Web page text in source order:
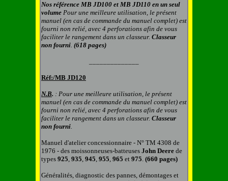
Nos référence MB JD100 et MB JD110 en un seul
volume Pour une meilleure utilisation, le présent
manuel (en cas de commande du manuel complet) est
fourni non relié, avec 4 perforations afin de vous
faciliter le rangement dans un classeur. Classeur
non fourni. (618 pages)
Réf:/MB JD120
N.B. : Pour une meilleure utilisation, le présent
manuel (en cas de commande du manuel complet) est
fourni non relié, avec 4 perforations afin de vous
faciliter le rangement dans un classeur. Classeur
non fourni.
Manuel d'atelier concessionnaire - N° TM 4308 de
1976 - des moissonneuses-batteuses John Deere de
types 925, 935, 945, 955, 965 et 975. (660 pages)
Généralités, diagnostic des pannes, démontages et